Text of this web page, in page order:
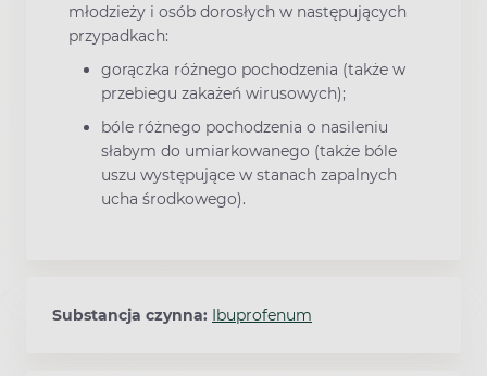
młodzieży i osób dorosłych w następujących
przypadkach:
gorączka różnego pochodzenia (także w
przebiegu zakażeń wirusowych);
bóle różnego pochodzenia o nasileniu
słabym do umiarkowanego (także bóle
uszu występujące w stanach zapalnych
ucha środkowego).
Substancja czynna: Ibuprofenum